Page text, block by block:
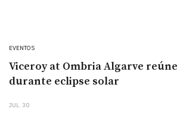
EVENTOS
Viceroy at Ombria Algarve
durante eclipse solar
JUL. 30